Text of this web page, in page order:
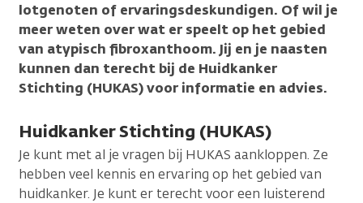
lotgenoten of ervaringsdeskundigen. Of wil je
meer weten over wat er speelt op het gebied
van atypisch fibroxanthoom. Jij en je naasten
kunnen dan terecht bij de Huidkanker
Stichting (HUKAS) voor informatie en advies.
Huidkanker Stichting (HUKAS)
Je kunt met al je vragen bij HUKAS aankloppen. Ze
hebben veel kennis en ervaring op het gebied van
huidkanker. Je kunt er terecht voor een luisterend